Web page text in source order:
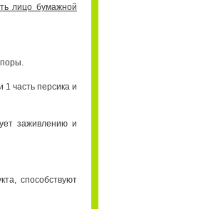
лицо бумажной
1 часть персика и
заживлению и
способствуют